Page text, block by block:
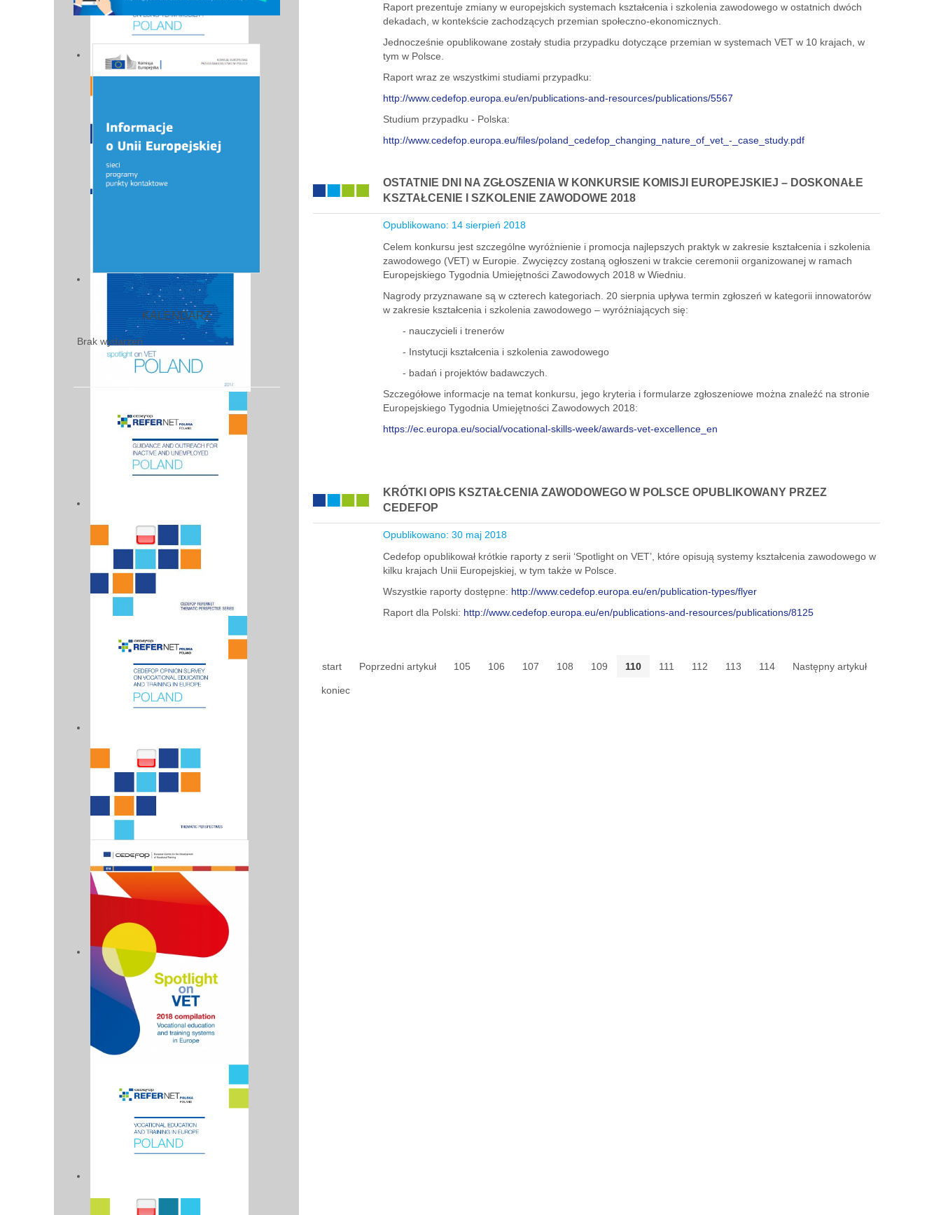
KALENDARZ
Brak wydarzeń
Raport prezentuje zmiany w europejskich systemach kształcenia i szkolenia zawodowego w ostatnich dwóch
dekadach, w kontekście zachodzących przemian społeczno-ekonomicznych.
Jednocześnie opublikowane zostały studia przypadku dotyczące przemian w systemach VET w 10 krajach, w
tym w Polsce.
Raport wraz ze wszystkimi studiami przypadku:
http://www.cedefop.europa.eu/en/publications-and-resources/publications/5567
Studium przypadku - Polska:
http://www.cedefop.europa.eu/files/poland_cedefop_changing_nature_of_vet_-_case_study.pdf
OSTATNIE DNI NA ZGŁOSZENIA W KONKURSIE KOMISJI EUROPEJSKIEJ – DOSKONAŁE
KSZTAŁCENIE I SZKOLENIE ZAWODOWE 2018
Opublikowano: 14 sierpień 2018
Celem konkursu jest szczególne wyróżnienie i promocja najlepszych praktyk w zakresie kształcenia i szkolenia
zawodowego (VET) w Europie. Zwycięzcy zostaną ogłoszeni w trakcie ceremonii organizowanej w ramach
Europejskiego Tygodnia Umiejętności Zawodowych 2018 w Wiedniu.
Nagrody przyznawane są w czterech kategoriach. 20 sierpnia upływa termin zgłoszeń w kategorii innowatorów
w zakresie kształcenia i szkolenia zawodowego – wyróżniających się:
- nauczycieli i trenerów
- Instytucji kształcenia i szkolenia zawodowego
- badań i projektów badawczych.
Szczegółowe informacje na temat konkursu, jego kryteria i formularze zgłoszeniowe można znaleźć na stronie
Europejskiego Tygodnia Umiejętności Zawodowych 2018:
https://ec.europa.eu/social/vocational-skills-week/awards-vet-excellence_en
KRÓTKI OPIS KSZTAŁCENIA ZAWODOWEGO W POLSCE OPUBLIKOWANY PRZEZ
CEDEFOP
Opublikowano: 30 maj 2018
Cedefop opublikował krótkie raporty z serii ‘Spotlight on VET’, które opisują systemy kształcenia zawodowego w
kilku krajach Unii Europejskiej, w tym także w Polsce.
Wszystkie raporty dostępne: http://www.cedefop.europa.eu/en/publication-types/flyer
Raport dla Polski: http://www.cedefop.europa.eu/en/publications-and-resources/publications/8125
start Poprzedni artykuł 105 106 107 108 109 110 111 112 113 114 Następny artykuł
koniec